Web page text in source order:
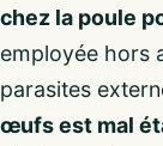
chez la poule
employée hors
parasites
œufs est mal